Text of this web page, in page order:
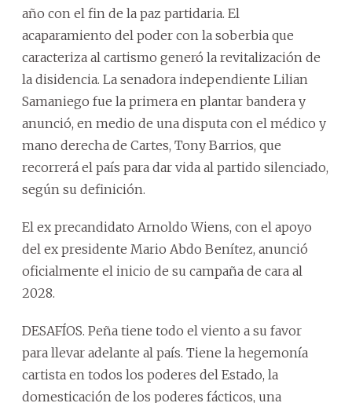
año con el fin de la paz partidaria. El
acaparamiento del poder con la soberbia que
caracteriza al cartismo generó la revitalización de
la disidencia. La senadora independiente Lilian
Samaniego fue la primera en plantar bandera y
anunció, en medio de una disputa con el médico y
mano derecha de Cartes, Tony Barrios, que
recorrerá el país para dar vida al partido silenciado,
según su definición.
El ex precandidato Arnoldo Wiens, con el apoyo
del ex presidente Mario Abdo Benítez, anunció
oficialmente el inicio de su campaña de cara al
2028.
DESAFÍOS. Peña tiene todo el viento a su favor
para llevar adelante al país. Tiene la hegemonía
cartista en todos los poderes del Estado, la
domesticación de los poderes fácticos, una